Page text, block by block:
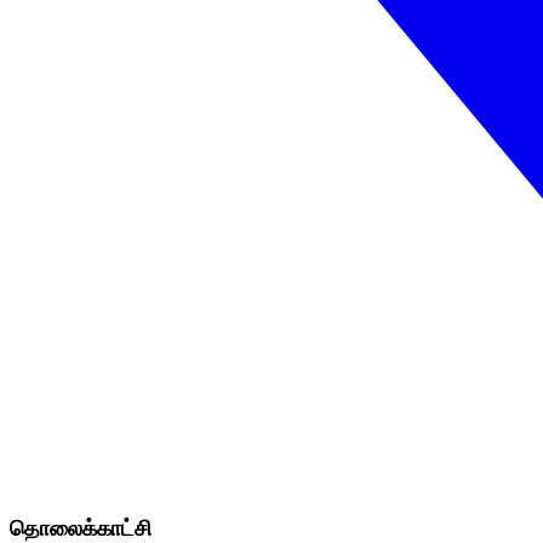
தொலைக்காட்சி